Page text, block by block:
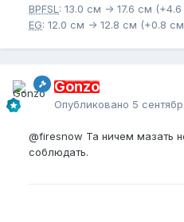
BPFSL : 13.0 см -> 17.6 см
EG: 12.0 см -> 12.8 см (+0.8
Gonzo
Опубликовано 5
@firesnow Та ничем мазать
соблюдать.